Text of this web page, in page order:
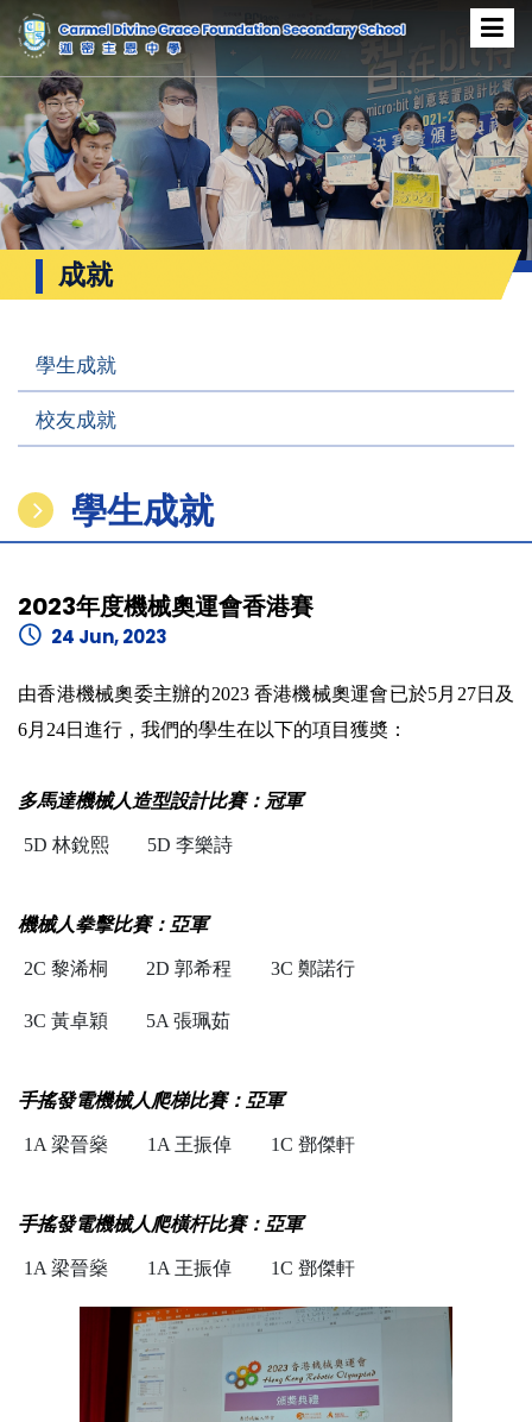
成就
學生成就
校友成就
學生成就
2023年度機械奧運會香港賽
24 Jun, 2023
由香港機械奧委主辦的2023 香港機械奧運會已於5月27日及
6月24日進行，我們的學生在以下的項目獲奬：
多馬達機械人造型設計比賽：冠軍
5D 林銳熙 5D 李樂詩
機械人拳擊比賽：亞軍
2C 黎浠桐 2D 郭希程 3C 鄭諾行
3C 黃卓穎 5A 張珮茹
手搖發電機械人爬梯比賽：亞軍
1A 梁晉燊 1A 王振倬 1C 鄧傑軒
手搖發電機械人爬橫杆比賽：亞軍
1A 梁晉燊 1A 王振倬 1C 鄧傑軒